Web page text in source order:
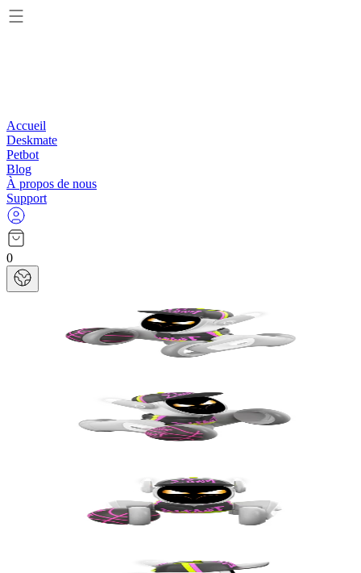
Accueil
Deskmate
Petbot
Blog
À propos de nous
Support
0